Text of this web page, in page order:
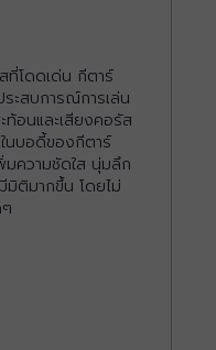
ที่โดดเด่น กีตาร์
ะสบการณ์การเล่น
ท้อนและเสียงคอรัส
นบอดี้ของกีตาร์
มความชัดใส นุ่มลึก
มิติมากขึ้น โดยไม่